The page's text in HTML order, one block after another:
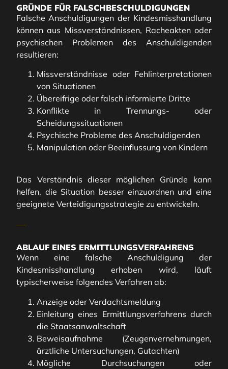
GRÜNDE FÜR FALSCHBESCHULDIGUNGEN
Falsche Anschuldigungen der Kindesmisshandlung
können aus Missverständnissen, Racheakten oder
psychischen Problemen des Anschuldigenden
resultieren:
Missverständnisse oder Fehlinterpretationen
von Situationen
Übereifrige oder falsch informierte Dritte
Konflikte in Trennungs- oder
Scheidungssituationen
Psychische Probleme des Anschuldigenden
Manipulation oder Beeinflussung von Kindern
Das Verständnis dieser möglichen Gründe kann
helfen, die Situation besser einzuordnen und eine
geeignete Verteidigungsstrategie zu entwickeln.
ABLAUF EINES ERMITTLUNGSVERFAHRENS
Wenn eine falsche Anschuldigung der
Kindesmisshandlung erhoben wird, läuft
typischerweise folgendes Verfahren ab:
Anzeige oder Verdachtsmeldung
Einleitung eines Ermittlungsverfahrens durch
die Staatsanwaltschaft
Beweisaufnahme (Zeugenvernehmungen,
ärztliche Untersuchungen, Gutachten)
Mögliche Durchsuchungen oder